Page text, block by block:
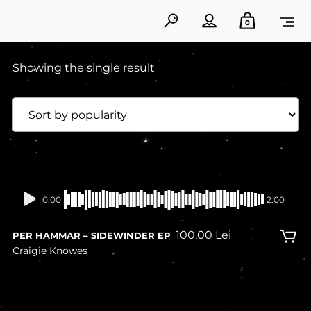
0
Showing the single result
0:00 2:00
PER HAMMAR – SIDEWINDER EP 100,00 Lei
Craigie Knowes